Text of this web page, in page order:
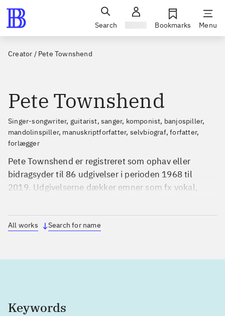
Search Bookmarks Menu
Creator / Pete Townshend
Pete Townshend
singer-songwriter, guitarist, sanger, komponist, banjospiller,
mandolinspiller, manuskriptforfatter, selvbiograf, forfatter,
forlægger
Pete Townshend er registreret som ophav eller
bidragsyder til 86 udgivelser i perioden 1968 til
2019. Udgivelserne dækker emner som fx vokal,
All works Search for name
Keywords